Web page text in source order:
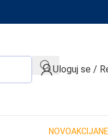
When
Uloguj se /
NOVOAKCIJA